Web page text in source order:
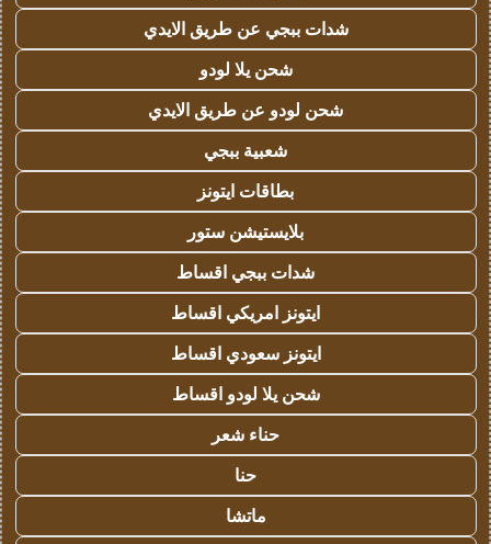
شدات ببجي عن طريق الايدي
شحن يلا لودو
شحن لودو عن طريق الايدي
شعبية ببجي
بطاقات ايتونز
بلايستيشن ستور
شدات ببجي اقساط
ايتونز امريكي اقساط
ايتونز سعودي اقساط
شحن يلا لودو اقساط
حناء شعر
حنا
ماتشا